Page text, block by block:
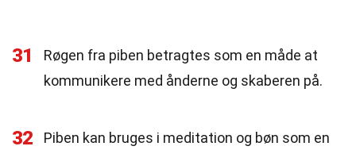
31
Røgen fra piben betragtes som en måde at
kommunikere med ånderne og skaberen på.
32
Piben kan bruges i meditation og bøn som en